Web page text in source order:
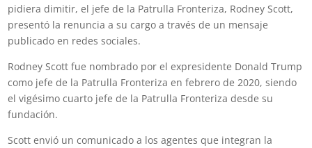
pidiera dimitir, el jefe de la Patrulla Fronteriza, Rodney Scott,
presentó la renuncia a su cargo a través de un mensaje
publicado en redes sociales.
Rodney Scott fue nombrado por el expresidente Donald Trump
como jefe de la Patrulla Fronteriza en febrero de 2020, siendo
el vigésimo cuarto jefe de la Patrulla Fronteriza desde su
fundación.
Scott envió un comunicado a los agentes que integran la